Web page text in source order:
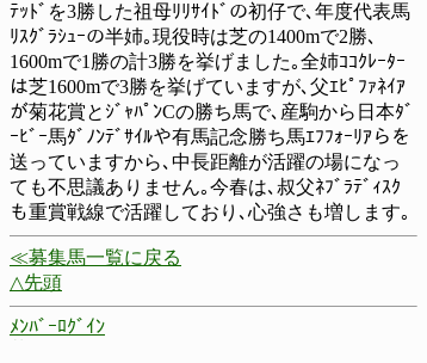
ﾃｯﾄﾞを3勝した祖母ﾘﾘｻｲﾄﾞの初仔で､年度代表馬
ﾘｽｸﾞﾗｼｭｰの半姉｡現役時は芝の1400mで2勝､
1600mで1勝の計3勝を挙げました｡全姉ｺｺｸﾚｰﾀｰ
は芝1600mで3勝を挙げていますが､父ｴﾋﾟﾌｧﾈｲｱ
が菊花賞とｼﾞｬﾊﾟﾝCの勝ち馬で､産駒から日本ﾀﾞ
ｰﾋﾞｰ馬ﾀﾞﾉﾝﾃﾞｻｲﾙや有馬記念勝ち馬ｴﾌﾌｫｰﾘｱらを
送っていますから､中長距離が活躍の場になっ
ても不思議ありません｡今春は､叔父ﾈﾌﾞﾗﾃﾞｨｽｸ
も重賞戦線で活躍しており､心強さも増します｡
≪募集馬一覧に戻る
△先頭
ﾒﾝﾊﾞｰﾛｸﾞｲﾝ